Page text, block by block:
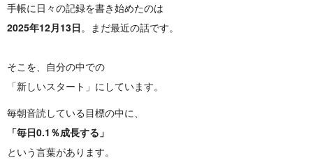
手帳に日々の記録を書き始めたのは
2025年12月13日。まだ最近の話です。
そこを、自分の中での
「新しいスタート」にしています。
毎朝音読している目標の中に、
「毎日0.1％成長する」
という言葉があります。